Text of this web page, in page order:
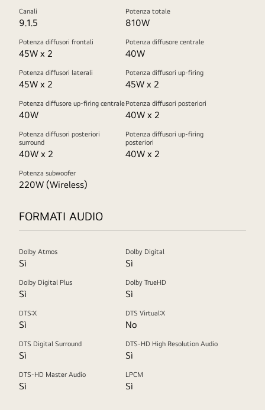
Canali
9.1.5
Potenza totale
810W
Potenza diffusori frontali
45W x 2
Potenza diffusore centrale
40W
Potenza diffusori laterali
45W x 2
Potenza diffusori up-firing
45W x 2
Potenza diffusore up-firing centrale
40W
Potenza diffusori posteriori
40W x 2
Potenza diffusori posteriori
surround
40W x 2
Potenza diffusori up-firing
posteriori
40W x 2
Potenza subwoofer
220W (Wireless)
FORMATI AUDIO
Dolby Atmos
Sì
Dolby Digital
Sì
Dolby Digital Plus
Sì
Dolby TrueHD
Sì
DTS:X
Sì
DTS Virtual:X
No
DTS Digital Surround
Sì
DTS-HD High Resolution Audio
Sì
DTS-HD Master Audio
Sì
LPCM
Sì